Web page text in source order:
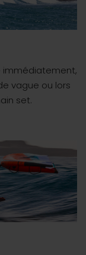
immédiatement,
vague ou lors
set.